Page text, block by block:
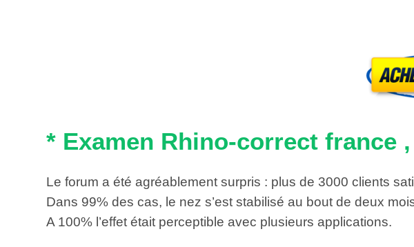
* Examen Rhino-correct france
Le forum a été agréablement surpris : plus de 3000 clients
Dans 99% des cas, le nez s’est stabilisé au bout de deux
A 100% l’effet était perceptible avec plusieurs applications.